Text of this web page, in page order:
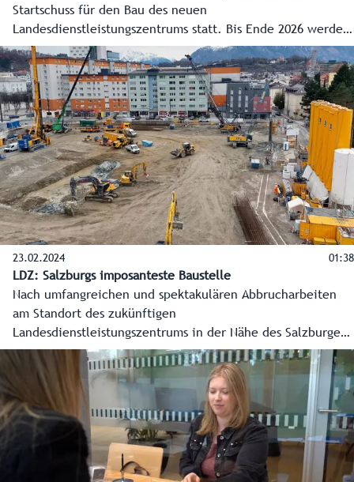
Startschuss für den Bau des neuen
Landesdienstleistungszentrums statt. Bis Ende 2026 werden
im Bahnhofsbereich der Stadt Salzburg Arbeitsplätze für
mehr als 1.200 Mitarbeiter entstehen und ein großes
Bürgerservice. Landeshauptmann Wilfried Haslauer im
Interview über die Eckpunkte und Vorteile.
23.02.2024 01:38
LDZ: Salzburgs imposanteste Baustelle
Nach umfangreichen und spektakulären Abbrucharbeiten
am Standort des zukünftigen
Landesdienstleistungszentrums in der Nähe des Salzburger
Hauptbahnhofs sind seit Jahresanfang 2024 die eigentlichen
Bauarbeiten voll im Gange. Und diese sind äußerst
spektakulär.